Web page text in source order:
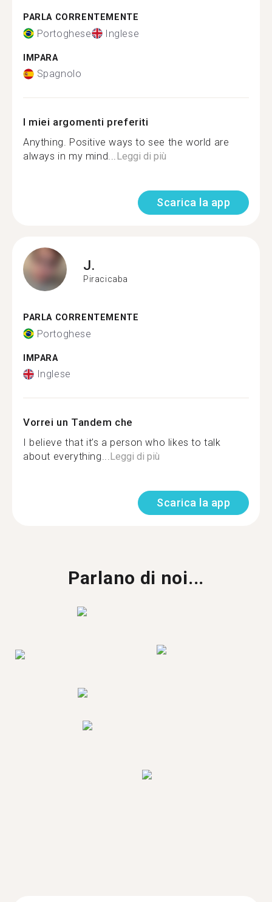
PARLA CORRENTEMENTE
Portoghese Inglese
IMPARA
Spagnolo
I miei argomenti preferiti
Anything. Positive ways to see the world are
always in my mind...Leggi di più
Scarica la app
J.
Piracicaba
PARLA CORRENTEMENTE
Portoghese
IMPARA
Inglese
Vorrei un Tandem che
I believe that it’s a person who likes to talk
about everything...Leggi di più
Scarica la app
Parlano di noi...